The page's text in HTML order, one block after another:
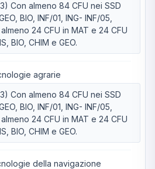
Con almeno 84 CFU nei SSD
BIO, INF/01, ING- INF/05,
24 CFU in MAT e 24 CFU
BIO, CHIM e GEO.
agrarie
Con almeno 84 CFU nei SSD
BIO, INF/01, ING- INF/05,
24 CFU in MAT e 24 CFU
BIO, CHIM e GEO.
della navigazione